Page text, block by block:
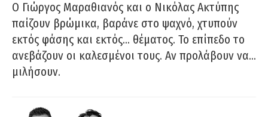
Ο Γιώργος Μαραθιανός και ο Νικόλας Ακτύπης
παίζουν βρώμικα, βαράνε στο ψαχνό, χτυπούν
εκτός φάσης και εκτός… θέματος. Το επίπεδο το
ανεβάζουν οι καλεσμένοι τους. Αν προλάβουν να…
μιλήσουν.